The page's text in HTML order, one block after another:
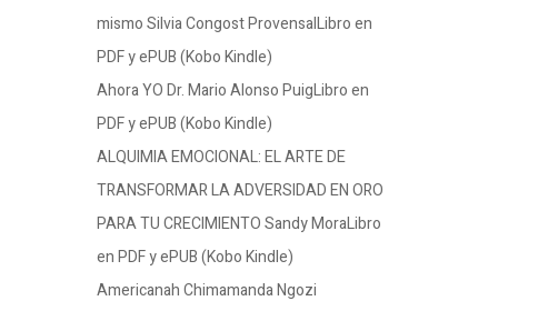
mismo Silvia Congost ProvensalLibro en
PDF y ePUB (Kobo Kindle)
Ahora YO Dr. Mario Alonso PuigLibro en
PDF y ePUB (Kobo Kindle)
ALQUIMIA EMOCIONAL: EL ARTE DE
TRANSFORMAR LA ADVERSIDAD EN ORO
PARA TU CRECIMIENTO Sandy MoraLibro
en PDF y ePUB (Kobo Kindle)
Americanah Chimamanda Ngozi